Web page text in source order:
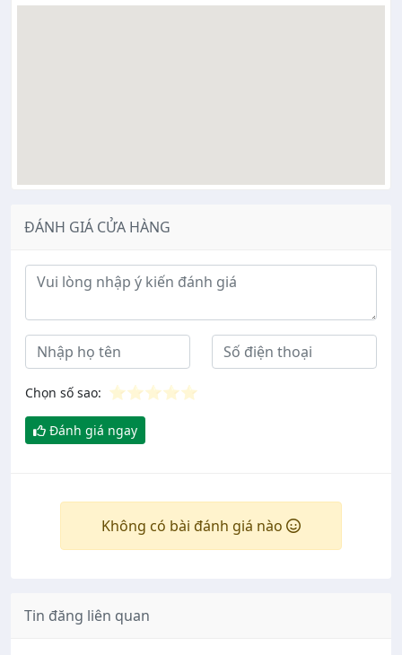
ĐÁNH GIÁ CỬA HÀNG
Ý kiến đánh giá
Chọn số sao: ⭐⭐⭐⭐⭐
Đánh giá ngay
Không có bài đánh giá nào
Tin đăng liên quan